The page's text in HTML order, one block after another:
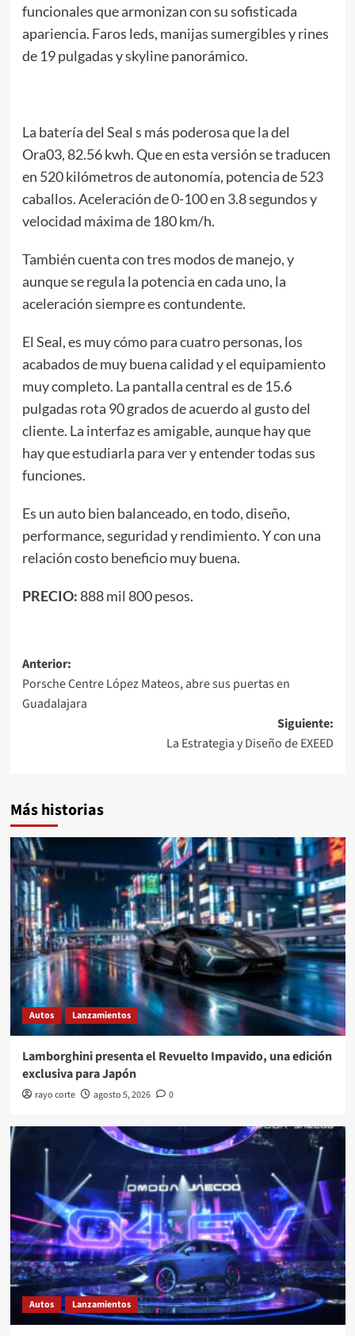
funcionales que armonizan con su sofisticada
apariencia. Faros leds, manijas sumergibles y rines
de 19 pulgadas y skyline panorámico.
La batería del Seal s más poderosa que la del
Ora03, 82.56 kwh. Que en esta versión se traducen
en 520 kilómetros de autonomía, potencia de 523
caballos. Aceleración de 0-100 en 3.8 segundos y
velocidad máxima de 180 km/h.
También cuenta con tres modos de manejo, y
aunque se regula la potencia en cada uno, la
aceleración siempre es contundente.
El Seal, es muy cómo para cuatro personas, los
acabados de muy buena calidad y el equipamiento
muy completo. La pantalla central es de 15.6
pulgadas rota 90 grados de acuerdo al gusto del
cliente. La interfaz es amigable, aunque hay que
hay que estudiarla para ver y entender todas sus
funciones.
Es un auto bien balanceado, en todo, diseño,
performance, seguridad y rendimiento. Y con una
relación costo beneficio muy buena.
PRECIO: 888 mil 800 pesos.
Navegación
de
entradas
Anterior:
Porsche Centre López Mateos, abre sus puertas en
Guadalajara
Siguiente:
La Estrategia y Diseño de EXEED
Más historias
Autos Lanzamientos
Lamborghini presenta el Revuelto Impavido, una edición
exclusiva para Japón
rayo corte agosto 5, 2026 0
Autos Lanzamientos